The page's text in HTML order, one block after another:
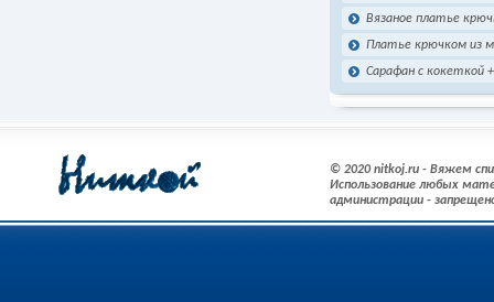
Вязаное платье
Платье крючком из
Сарафан с кокеткой
© 2020 nitkoj.ru - Вяжем
Использование любых
администрации -